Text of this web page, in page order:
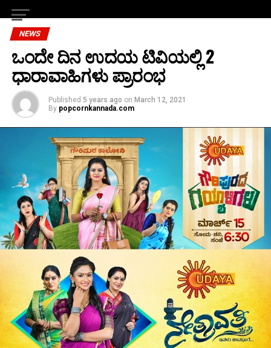
NEWS
ಒಂದೇ ದಿನ ಉದಯ ಟಿವಿಯಲ್ಲಿ 2
ಧಾರಾವಾಹಿಗಳು ಪ್ರಾರಂಭ
Published 5 years ago on March 12, 2021
By popcornkannada.com